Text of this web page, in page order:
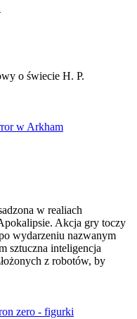
o świecie H. P.
w Arkham
w realiach
Akcja gry toczy
wydarzeniu nazwanym
sztuczna inteligencja
z robotów, by
zero - figurki